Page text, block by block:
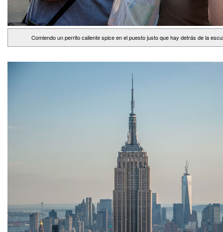
Comiendo un perrito caliente spice en el puesto justo que hay detrás de la